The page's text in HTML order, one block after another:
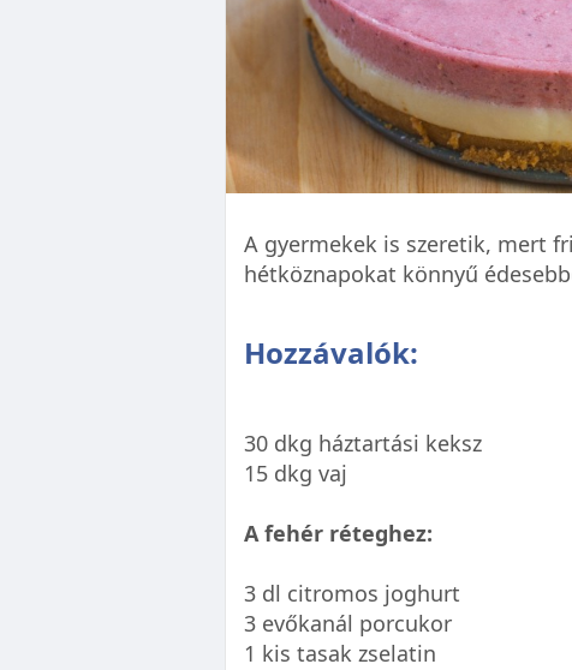
A gyermekek is szeretik, mert
hétköznapokat könnyű
Hozzávalók:
30 dkg háztartási keksz
15 dkg vaj
A fehér réteghez:
3 dl citromos joghurt
3 evőkanál porcukor
1 kis tasak zselatin